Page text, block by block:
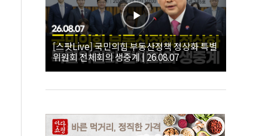
[스팟Live] 국민의힘 부동산정책 정상화 특별
위원회 전체회의 생중계 | 26.08.07